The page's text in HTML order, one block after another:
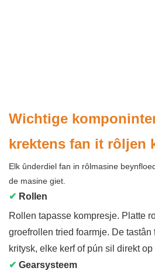
Wichtige
krektens fan it rôljen
Elk ûnderdiel fan in rôlmasine
de masine giet.
✔ Rollen
Rollen tapasse kompresje. Platte
groefrollen tried foarmje. De tastân
kritysk, elke kerf of pún sil direkt
✔ Gearsysteem